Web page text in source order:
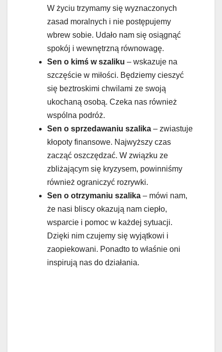
W życiu trzymamy się wyznaczonych
zasad moralnych i nie postępujemy
wbrew sobie. Udało nam się osiągnąć
spokój i wewnętrzną równowagę.
Sen o kimś w szaliku – wskazuje na
szczęście w miłości. Będziemy cieszyć
się beztroskimi chwilami ze swoją
ukochaną osobą. Czeka nas również
wspólna podróż.
Sen o sprzedawaniu szalika – zwiastuje
kłopoty finansowe. Najwyższy czas
zacząć oszczędzać. W związku ze
zbliżającym się kryzysem, powinniśmy
również ograniczyć rozrywki.
Sen o otrzymaniu szalika – mówi nam,
że nasi bliscy okazują nam ciepło,
wsparcie i pomoc w każdej sytuacji.
Dzięki nim czujemy się wyjątkowi i
zaopiekowani. Ponadto to właśnie oni
inspirują nas do działania.